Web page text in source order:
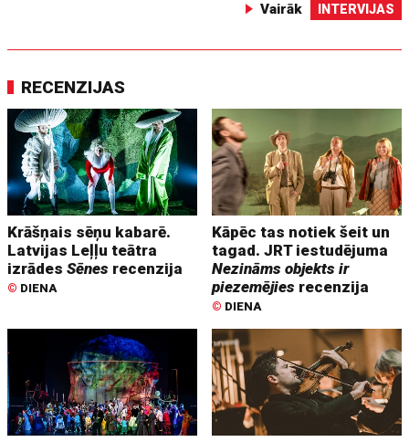
Vairāk INTERVIJAS
RECENZIJAS
Krāšņais sēņu kabarē.
Latvijas Leļļu teātra
izrādesSēnes recenzija
© DIENA
Kāpēc tas notiek šeit un
tagad. JRT iestudējuma
Nezināms objekts ir
piezemējies recenzija
© DIENA